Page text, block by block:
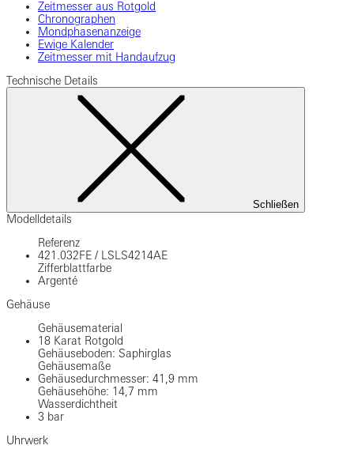
Zeitmesser aus Rotgold
Chronographen
Mondphasenanzeige
Ewige Kalender
Zeitmesser mit Handaufzug
Technische Details
Schließen
Modelldetails
Referenz
421.032FE /
LSLS4214AE
Zifferblattfarbe
Argenté
Gehäuse
Gehäusematerial
18 Karat Rotgold
Gehäuseboden: Saphirglas
Gehäusemaße
Gehäusedurchmesser: 41,9 mm
Gehäusehöhe: 14,7 mm
Wasserdichtheit
3 bar
Uhrwerk